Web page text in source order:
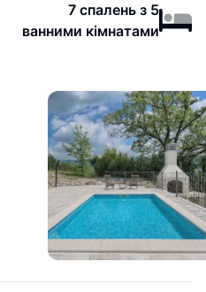
7 спалень з 5
ванними кімнатами